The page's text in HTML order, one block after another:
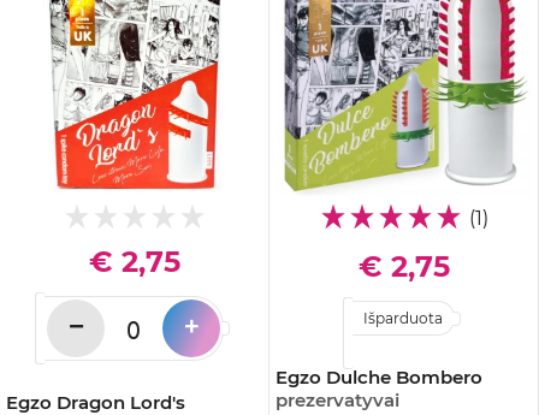
Egzo Dragon Lord's
€ 2,75
− +
(1)
Egzo Dulche Bombero
prezervatyvai
€ 2,75
Išparduota